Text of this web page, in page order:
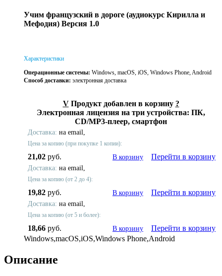
Учим французский в дороге (аудиокурс Кирилла и
Мефодия) Версия 1.0
Характеристики
Операционные системы: Windows, macOS, iOS, Windows Phone, Android
Способ доставки: электронная доставка
V Продукт добавлен в корзину ?
Электронная лицензия на три устройства: ПК,
CD/MP3-плеер, смартфон
Доставка: на email,
Цена за копию (при покупке 1 копии):
21,02 руб. В корзину Перейти в корзину
Доставка: на email,
Цена за копию (от 2 до 4):
19,82 руб. В корзину Перейти в корзину
Доставка: на email,
Цена за копию (от 5 и более):
18,66 руб. В корзину
Перейти в корзину
Windows,macOS,iOS,Windows Phone,Android
Описание